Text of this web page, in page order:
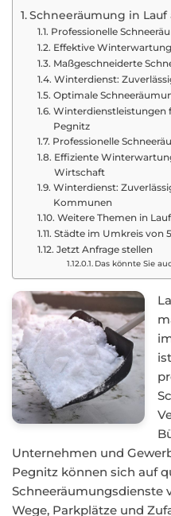
Schneeräumung in
Professionelle
Effektive
Maßgeschneiderte
Winterdienst:
Optimale
Winterdienstleistungen
Pegnitz
Professionelle
Effiziente
Wirtschaft
Winterdienst:
Kommunen
Weitere Themen in
Städte im Umkreis von
Jetzt Anfrage stellen
Das könnte Sie
Unternehmen und
Pegnitz können sich auf
Schneeräumungsdienste
Wege, Parkplätze und